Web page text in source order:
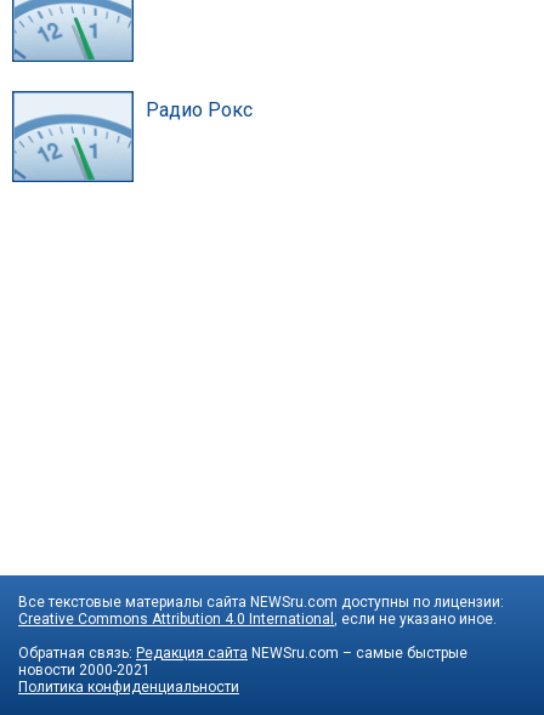
Радио Рокс
Все текстовые материалы сайта NEWSru.com доступны по лицензии:
Creative Commons Attribution 4.0 International
, если не указано иное.
Обратная связь: Редакция сайта NEWSru.com – самые быстрые
новости 2000-2021
Политика конфиденциальности